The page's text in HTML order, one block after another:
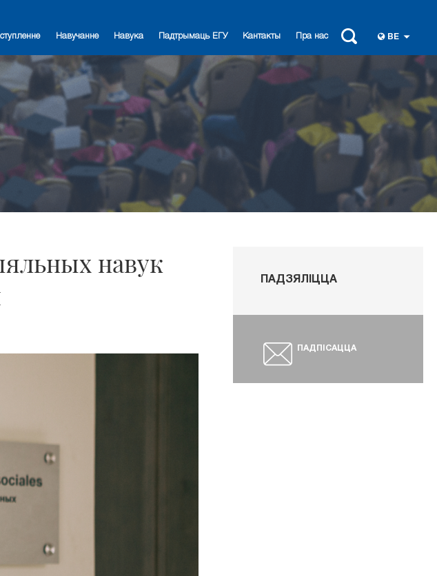
Навучанне Навука Падтрымаць ЕГУ Кантакты Пра нас BE
навук
ПАДЗЯЛІЦЦА
ПАДПІСАЦЦА